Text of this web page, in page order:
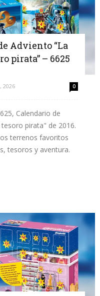
Adviento “La
pirata” – 6625
2026 0
Calendario de
pirata" de 2016.
terrenos favoritos
tesoros y aventura.